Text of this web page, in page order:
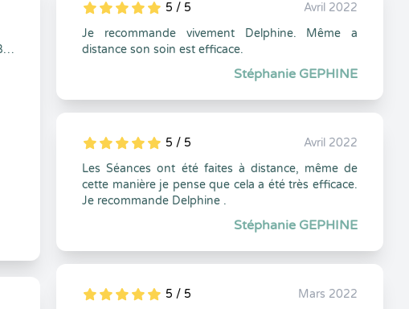
Conseil en fleurs de Bach
5
1
5
0 5 / 5
Avril 2022
Je recommande vivement Delphine. Même a
distance son soin est efficace.
Stéphanie GEPHINE
5
1
5
0 5 / 5
Avril 2022
Les Séances ont été faites à distance, même de
cette manière je pense que cela a été très efficace.
Je recommande Delphine .
Stéphanie GEPHINE
5
1
5
0 5 / 5
Mars 2022